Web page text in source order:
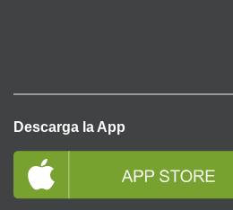
Descarga la App